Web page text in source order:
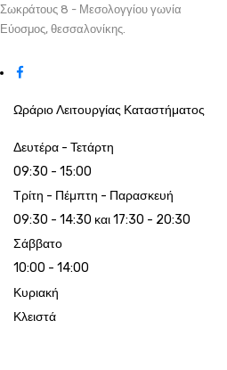
Σωκράτους 8 - Μεσολογγίου γωνία
Εύοσμος, θεσσαλονίκης.
Ωράριο Λειτουργίας Καταστήματος
Δευτέρα - Τετάρτη
09:30 - 15:00
Τρίτη - Πέμπτη - Παρασκευή
09:30 - 14:30 και 17:30 - 20:30
Σάββατο
10:00 - 14:00
Κυριακή
Κλειστά